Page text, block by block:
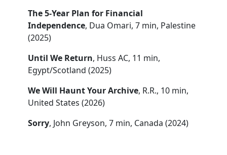
The 5-Year Plan for Financial
Independence, Dua Omari, 7 min, Palestine
(2025)
Until We Return, Huss AC, 11 min,
Egypt/Scotland (2025)
We Will Haunt Your Archive, R.R., 10 min,
United States (2026)
Sorry, John Greyson, 7 min, Canada (2024)